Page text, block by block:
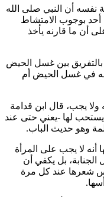
نفسه أن النبي صلى الله
بوجوب الامتشاط
أن ما قارنه يأخذ
بالتفريق بين غسل الحيض
في غسل الحيض أم
ولا يجب، قال ابن قدامة
يستحب لها -يعني حتى عند
وهو حديث الباب.
أنه لا يجب على المرأة
بل يكفي أن
شعرها عند كل مرة